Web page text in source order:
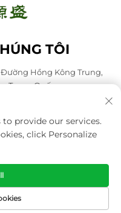
TÔI
Đường Hồng Kông Trung,
Trung Quốc
Corp., Ltd. Mọi quyền
bảo mật
provide our services.
click Personalize